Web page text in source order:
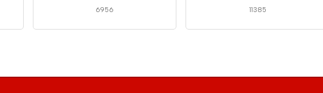
6956 11385